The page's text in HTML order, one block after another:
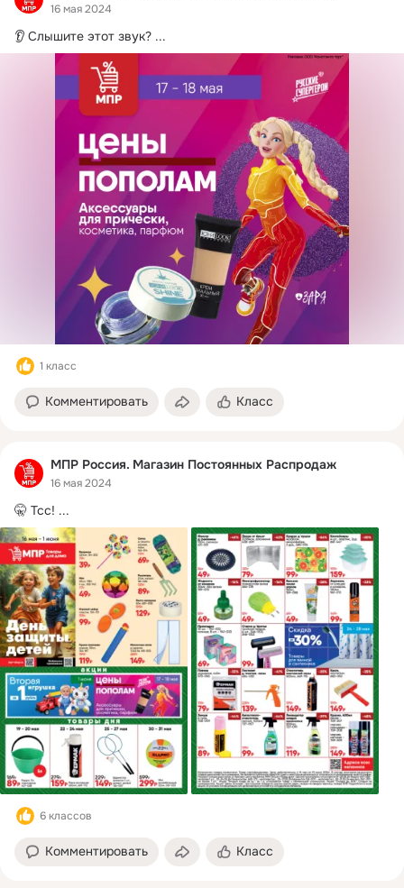
16 мая 2024
👂 Слышите этот звук? ...
1 класс
Комментировать Класс
МПР Россия. Магазин Постоянных Распродаж
16 мая 2024
🤫 Тсс! ...
6 классов
Комментировать Класс